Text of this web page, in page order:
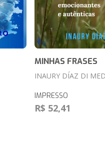
MINHAS FRASES
INAURY DÍAZ DI
IMPRESSO
R$ 52,41